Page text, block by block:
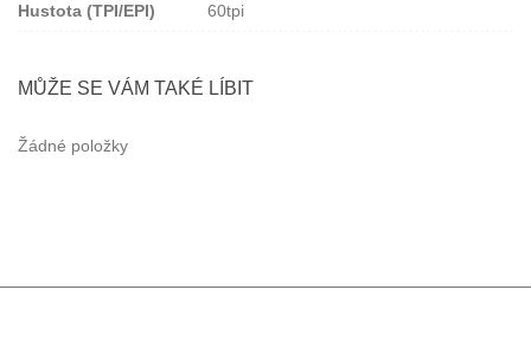
Hustota (TPI/EPI) 60tpi
MŮŽE SE VÁM TAKÉ LÍBIT
Žádné položky